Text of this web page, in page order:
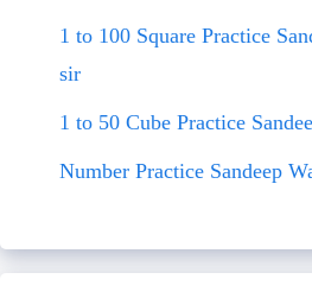
1 to 100 Square Practice
sir
1 to 50 Cube Practice
Number Practice Sandeep